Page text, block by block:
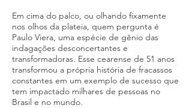
Em cima do palco, ou olhando fixamente
nos olhos da plateia, quem pergunta é
Paulo Viera, uma espécie de gênio das
indagações desconcertantes e
transformadoras. Esse cearense de 51 anos
transformou a própria história de fracassos
constantes em um exemplo de sucesso que
tem impactado milhares de pessoas no
Brasil e no mundo.